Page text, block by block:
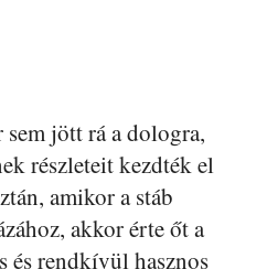
jött rá a dologra,
részleteit kezdték el
amikor a stáb
akkor érte őt a
és rendkívül hasznos